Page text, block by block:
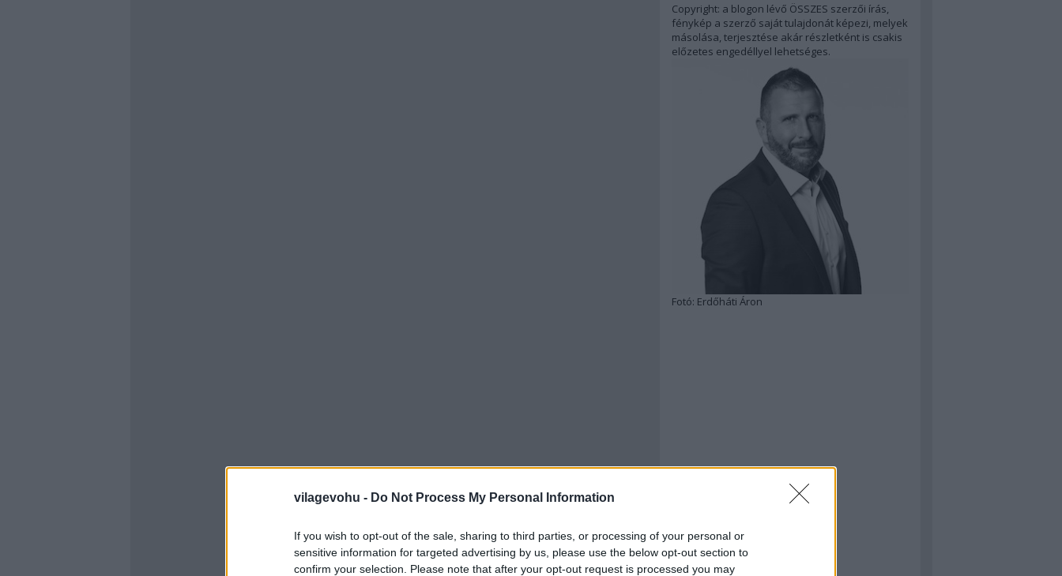
vilagevohu - Do Not Process My Personal Information
If you wish to opt-out of the sale, sharing to third parties, or processing of your personal or
sensitive information for targeted advertising by us, please use the below opt-out section to
confirm your selection. Please note that after your opt-out request is processed you may
Copyright: a blogon lévő ÖSSZES szerzői írás,
fénykép a szerző saját tulajdonát képezi, melyek
másolása, terjesztése akár részletként is csakis
előzetes engedéllyel lehetséges.
Fotó: Erdőháti Áron